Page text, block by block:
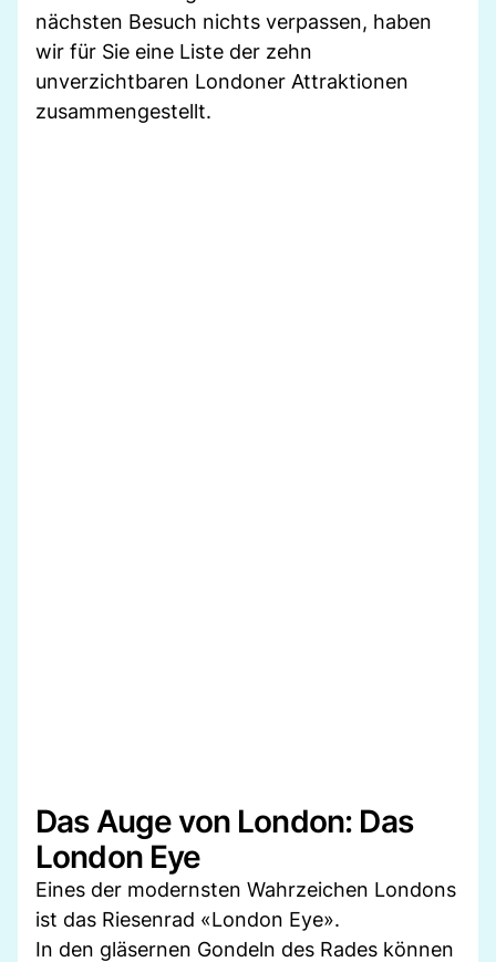
nächsten Besuch nichts verpassen, haben
wir für Sie eine Liste der zehn
unverzichtbaren Londoner Attraktionen
zusammengestellt.
Das Auge von London: Das
London Eye
Eines der modernsten Wahrzeichen Londons
ist das Riesenrad «London Eye».
In den gläsernen Gondeln des Rades können